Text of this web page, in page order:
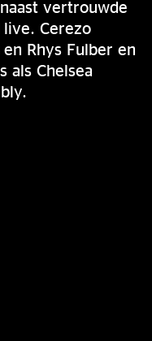
vertrouwde
Cerezo
Rhys Fulber en
als Chelsea